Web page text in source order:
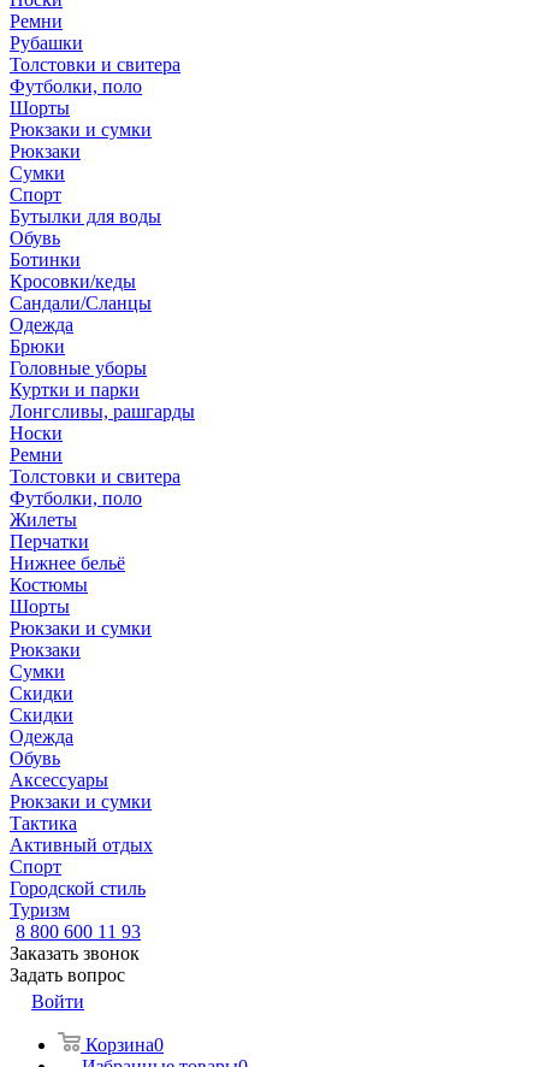
Ремни
Рубашки
Толстовки и свитера
Футболки, поло
Шорты
Рюкзаки и сумки
Рюкзаки
Сумки
Спорт
Бутылки для воды
Обувь
Ботинки
Кросовки/кеды
Сандали/Сланцы
Одежда
Брюки
Головные уборы
Куртки и парки
Лонгсливы, рашгарды
Носки
Ремни
Толстовки и свитера
Футболки, поло
Жилеты
Перчатки
Нижнее бельё
Костюмы
Шорты
Рюкзаки и сумки
Рюкзаки
Сумки
Скидки
Скидки
Одежда
Обувь
Аксессуары
Рюкзаки и сумки
Тактика
Активный отдых
Спорт
Городской стиль
Туризм
8 800 600 11 93
Заказать звонок
Задать вопрос
Войти
Корзина0